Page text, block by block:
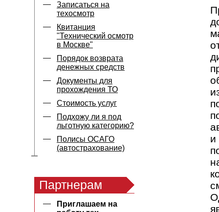
Записаться на
техосмотр
Квитанция
"Технический осмотр
в Москве"
Порядок возврата
денежных средств
Документы для
прохождения ТО
Стоимость услуг
Подхожу ли я под
льготную категорию?
Полисы ОСАГО
(автострахование)
Партнерам
Приглашаем на
и